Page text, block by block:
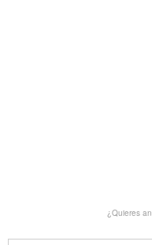
¿Quieres